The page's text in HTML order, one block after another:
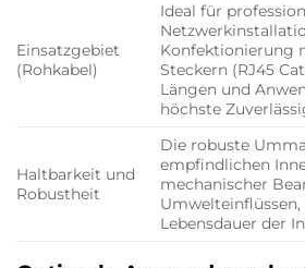
Einsatzgebiet
(Rohkabel)
Ideal für
Konfektionierung
Steckern (RJ45
Längen und
höchste
Haltbarkeit und
Robustheit
Die robuste
empfindlichen
mechanischer
Umwelteinflüssen,
Lebensdauer der